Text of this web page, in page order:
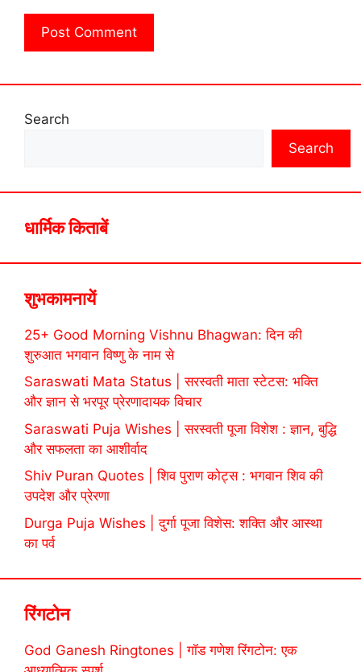
Search
Search
धार्मिक किताबें
शुभकामनायें
25+ Good Morning Vishnu Bhagwan: दिन की
शुरुआत भगवान विष्णु के नाम से
Saraswati Mata Status | सरस्वती माता स्टेटस: भक्ति
और ज्ञान से भरपूर प्रेरणादायक विचार
Saraswati Puja Wishes | सरस्वती पूजा विशेश : ज्ञान, बुद्धि
और सफलता का आशीर्वाद
Shiv Puran Quotes | शिव पुराण कोट्स : भगवान शिव की
उपदेश और प्रेरणा
Durga Puja Wishes | दुर्गा पूजा विशेस: शक्ति और आस्था
का पर्व
रिंगटोन
God Ganesh Ringtones | गॉड गणेश रिंगटोन: एक